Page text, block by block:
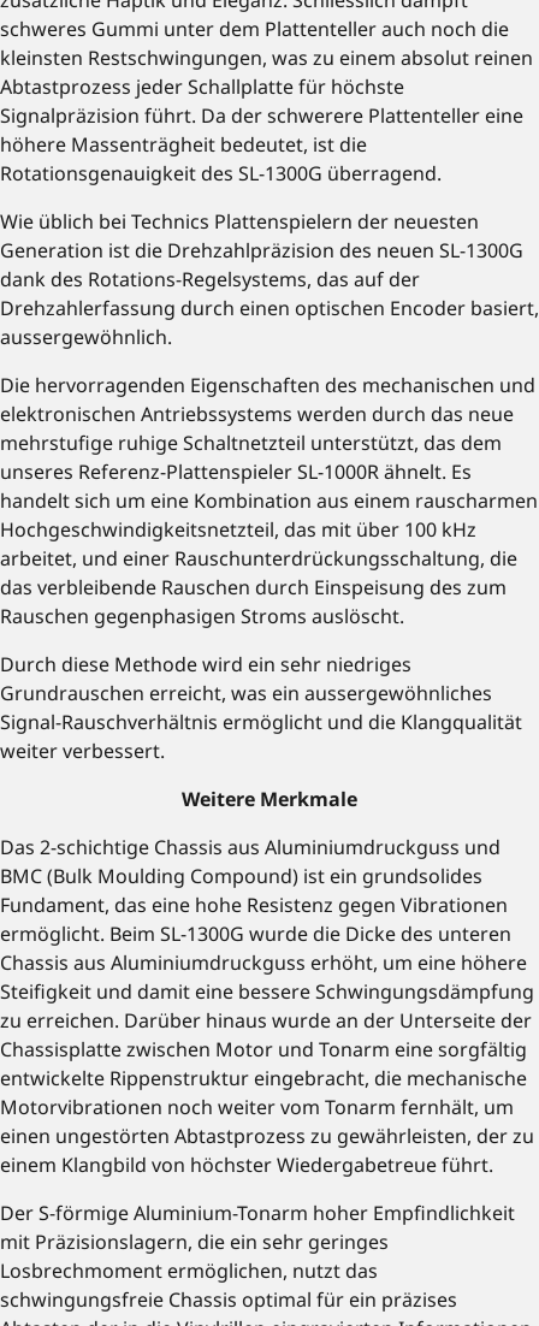
schweres Gummi unter dem Plattenteller auch noch die
kleinsten Restschwingungen, was zu einem absolut reinen
Abtastprozess jeder Schallplatte für höchste
Signalpräzision führt. Da der schwerere Plattenteller eine
höhere Massenträgheit bedeutet, ist die
Rotationsgenauigkeit des SL-1300G überragend.
Wie üblich bei Technics Plattenspielern der neuesten
Generation ist die Drehzahlpräzision des neuen SL-1300G
dank des Rotations-Regelsystems, das auf der
Drehzahlerfassung durch einen optischen Encoder basiert,
aussergewöhnlich.
Die hervorragenden Eigenschaften des mechanischen und
elektronischen Antriebssystems werden durch das neue
mehrstufige ruhige Schaltnetzteil unterstützt, das dem
unseres Referenz-Plattenspieler SL-1000R ähnelt. Es
handelt sich um eine Kombination aus einem rauscharmen
Hochgeschwindigkeitsnetzteil, das mit über 100 kHz
arbeitet, und einer Rauschunterdrückungsschaltung, die
das verbleibende Rauschen durch Einspeisung des zum
Rauschen gegenphasigen Stroms auslöscht.
Durch diese Methode wird ein sehr niedriges
Grundrauschen erreicht, was ein aussergewöhnliches
Signal-Rauschverhältnis ermöglicht und die Klangqualität
weiter verbessert.
Weitere Merkmale
Das 2-schichtige Chassis aus Aluminiumdruckguss und
BMC (Bulk Moulding Compound) ist ein grundsolides
Fundament, das eine hohe Resistenz gegen Vibrationen
ermöglicht. Beim SL-1300G wurde die Dicke des unteren
Chassis aus Aluminiumdruckguss erhöht, um eine höhere
Steifigkeit und damit eine bessere Schwingungsdämpfung
zu erreichen. Darüber hinaus wurde an der Unterseite der
Chassisplatte zwischen Motor und Tonarm eine sorgfältig
entwickelte Rippenstruktur eingebracht, die mechanische
Motorvibrationen noch weiter vom Tonarm fernhält, um
einen ungestörten Abtastprozess zu gewährleisten, der zu
einem Klangbild von höchster Wiedergabetreue führt.
Der S-förmige Aluminium-Tonarm hoher Empfindlichkeit
mit Präzisionslagern, die ein sehr geringes
Losbrechmoment ermöglichen, nutzt das
schwingungsfreie Chassis optimal für ein präzises